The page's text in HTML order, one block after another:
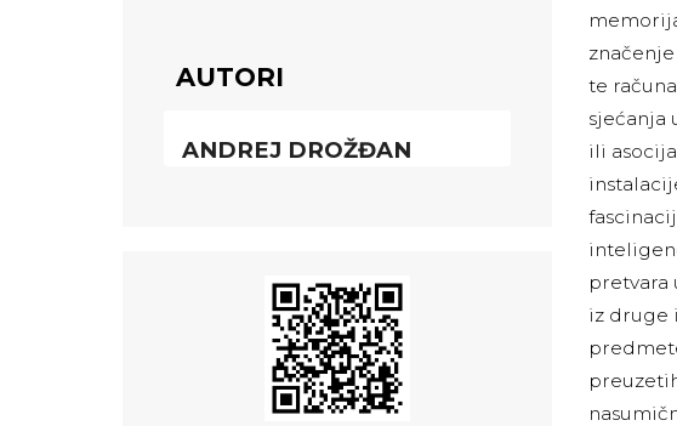
AUTORI
ANDREJ DROŽĐAN
te
sjećanja
ili
pretvara
iz druge